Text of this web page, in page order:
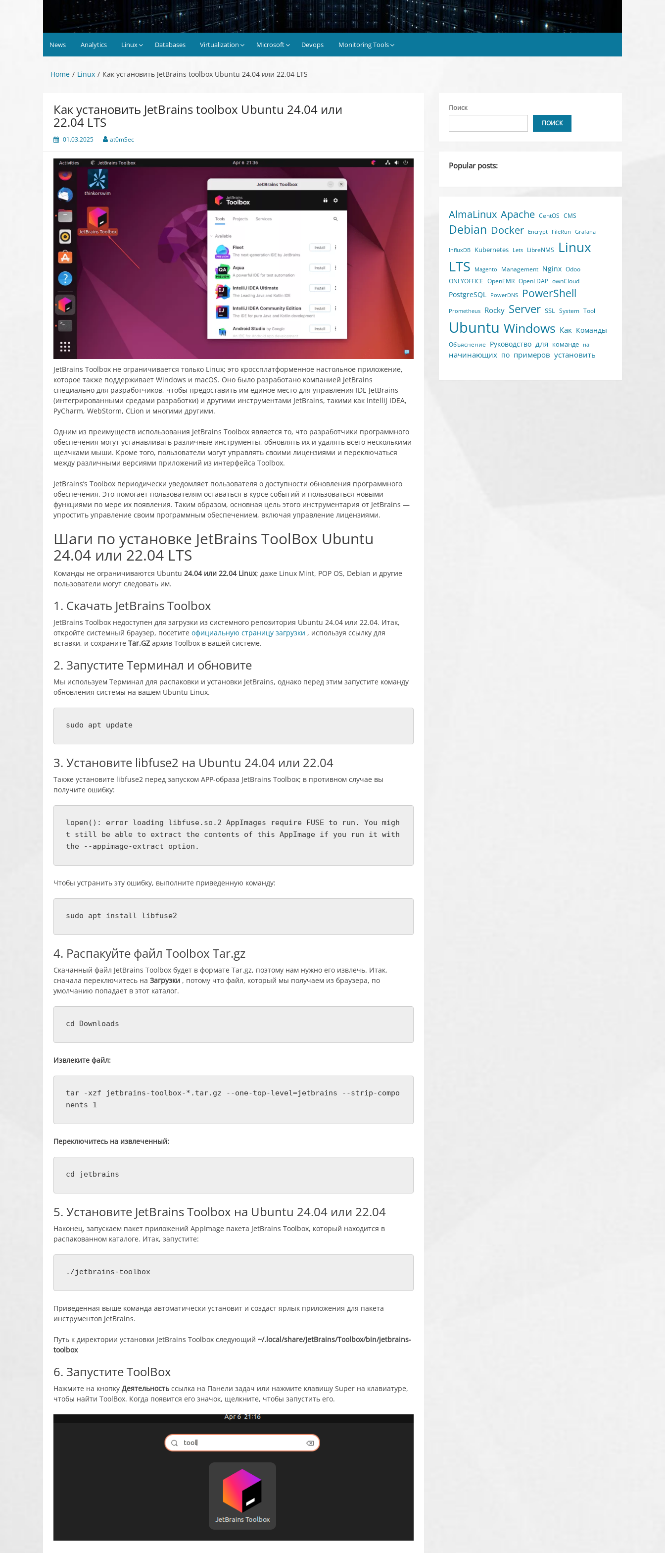
News Analytics Linux Databases Virtualization Microsoft Devops Monitoring Tools
Home Linux Как установить JetBrains toolbox Ubuntu 24.04 или 22.04 LTS
Как установить JetBrains toolbox Ubuntu 24.04 или
22.04 LTS
01.03.2025 at0mSec
JetBrains Toolbox не ограничивается только Linux; это кроссплатформенное настольное приложение,
которое также поддерживает Windows и macOS. Оно было разработано компанией JetBrains
специально для разработчиков, чтобы предоставить им единое место для управления IDE JetBrains
(интегрированными средами разработки) и другими инструментами JetBrains, такими как IntelliJ IDEA,
PyCharm, WebStorm, CLion и многими другими.
Одним из преимуществ использования JetBrains Toolbox является то, что разработчики программного
обеспечения могут устанавливать различные инструменты, обновлять их и удалять всего несколькими
щелчками мыши. Кроме того, пользователи могут управлять своими лицензиями и переключаться
между различными версиями приложений из интерфейса Toolbox.
JetBrains’s Toolbox периодически уведомляет пользователя о доступности обновления программного
обеспечения. Это помогает пользователям оставаться в курсе событий и пользоваться новыми
функциями по мере их появления. Таким образом, основная цель этого инструментария от JetBrains —
упростить управление своим программным обеспечением, включая управление лицензиями.
Шаги по установке JetBrains ToolBox Ubuntu
24.04 или 22.04 LTS
Команды не ограничиваются Ubuntu 24.04 или 22.04 Linux; даже Linux Mint, POP OS, Debian и другие
пользователи могут следовать им.
1. Скачать JetBrains Toolbox
JetBrains Toolbox недоступен для загрузки из системного репозитория Ubuntu 24.04 или 22.04. Итак,
откройте системный браузер, посетите официальную страницу загрузки , используя ссылку для
вставки, и сохраните Tar.GZ архив Toolbox в вашей системе.
2. Запустите Терминал и обновите
Мы используем Терминал для распаковки и установки JetBrains, однако перед этим запустите команду
обновления системы на вашем Ubuntu Linux.
sudo apt update
3. Установите libfuse2 на Ubuntu 24.04 или 22.04
Также установите libfuse2 перед запуском APP-образа JetBrains Toolbox; в противном случае вы
получите ошибку:
lopen(): error loading libfuse.so.2 AppImages require FUSE to run. You migh
t still be able to extract the contents of this AppImage if you run it with
the --appimage-extract option.
Чтобы устранить эту ошибку, выполните приведенную команду:
sudo apt install libfuse2
4. Распакуйте файл Toolbox Tar.gz
Скачанный файл JetBrains Toolbox будет в формате Tar.gz, поэтому нам нужно его извлечь. Итак,
сначала переключитесь на Загрузки , потому что файл, который мы получаем из браузера, по
умолчанию попадает в этот каталог.
cd Downloads
Извлеките файл:
tar -xzf jetbrains-toolbox-*.tar.gz --one-top-level=jetbrains --strip-compo
nents 1
Переключитесь на извлеченный:
cd jetbrains
5. Установите JetBrains Toolbox на Ubuntu 24.04 или 22.04
Наконец, запускаем пакет приложений AppImage пакета JetBrains Toolbox, который находится в
распакованном каталоге. Итак, запустите:
./jetbrains-toolbox
Приведенная выше команда автоматически установит и создаст ярлык приложения для пакета
инструментов JetBrains.
Путь к директории установки JetBrains Toolbox следующий ~/.local/share/JetBrains/Toolbox/bin/jetbrains-
toolbox
6. Запустите ToolBox
Нажмите на кнопку Деятельность ссылка на Панели задач или нажмите клавишу Super на клавиатуре,
чтобы найти ToolBox. Когда появится его значок, щелкните, чтобы запустить его.
Поиск
ПОИСК
Popular posts:
AlmaLinux Apache CentOS CMS
Debian Docker Encrypt FileRun Grafana
InfluxDB Kubernetes Lets LibreNMS Linux
LTS Magento Management Nginx Odoo
ONLYOFFICE OpenEMR OpenLDAP ownCloud
PostgreSQL PowerDNS PowerShell
Prometheus Rocky Server SSL System Tool
Ubuntu Windows Как Команды
Объяснение Руководство для команде на
начинающих по примеров установить